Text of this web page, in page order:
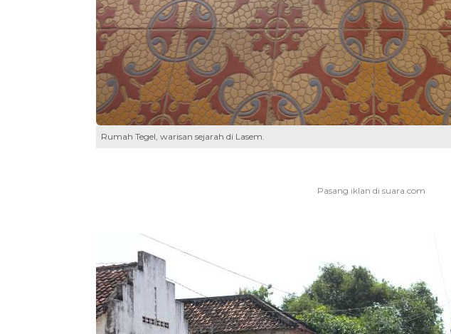
Rumah Tegel, warisan sejarah di Lasem.